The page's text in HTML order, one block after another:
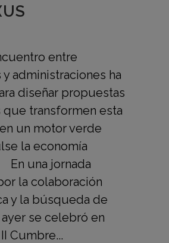
entre
administraciones ha
diseñar propuestas
que transformen esta
un motor verde
la economía
En una jornada
la colaboración
y la búsqueda de
se celebró en
Cumbre...